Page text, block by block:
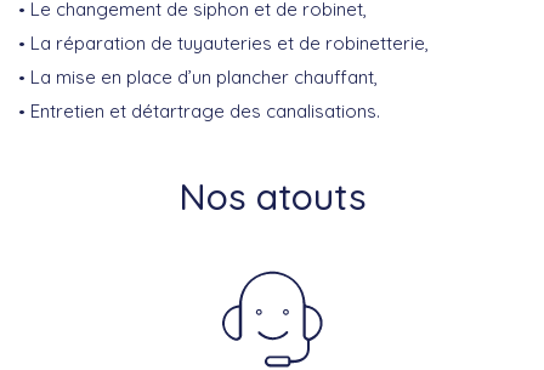
Le changement de siphon et de robinet,
La réparation de tuyauteries et de robinetterie,
La mise en place d’un plancher chauffant,
Entretien et détartrage des canalisations.
Nos atouts